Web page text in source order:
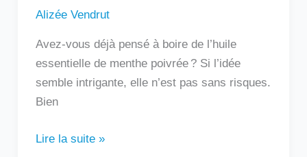
Alizée Vendrut
Avez-vous déjà pensé à boire de l’huile
essentielle de menthe poivrée ? Si l’idée
semble intrigante, elle n’est pas sans risques.
Bien
Lire la suite »